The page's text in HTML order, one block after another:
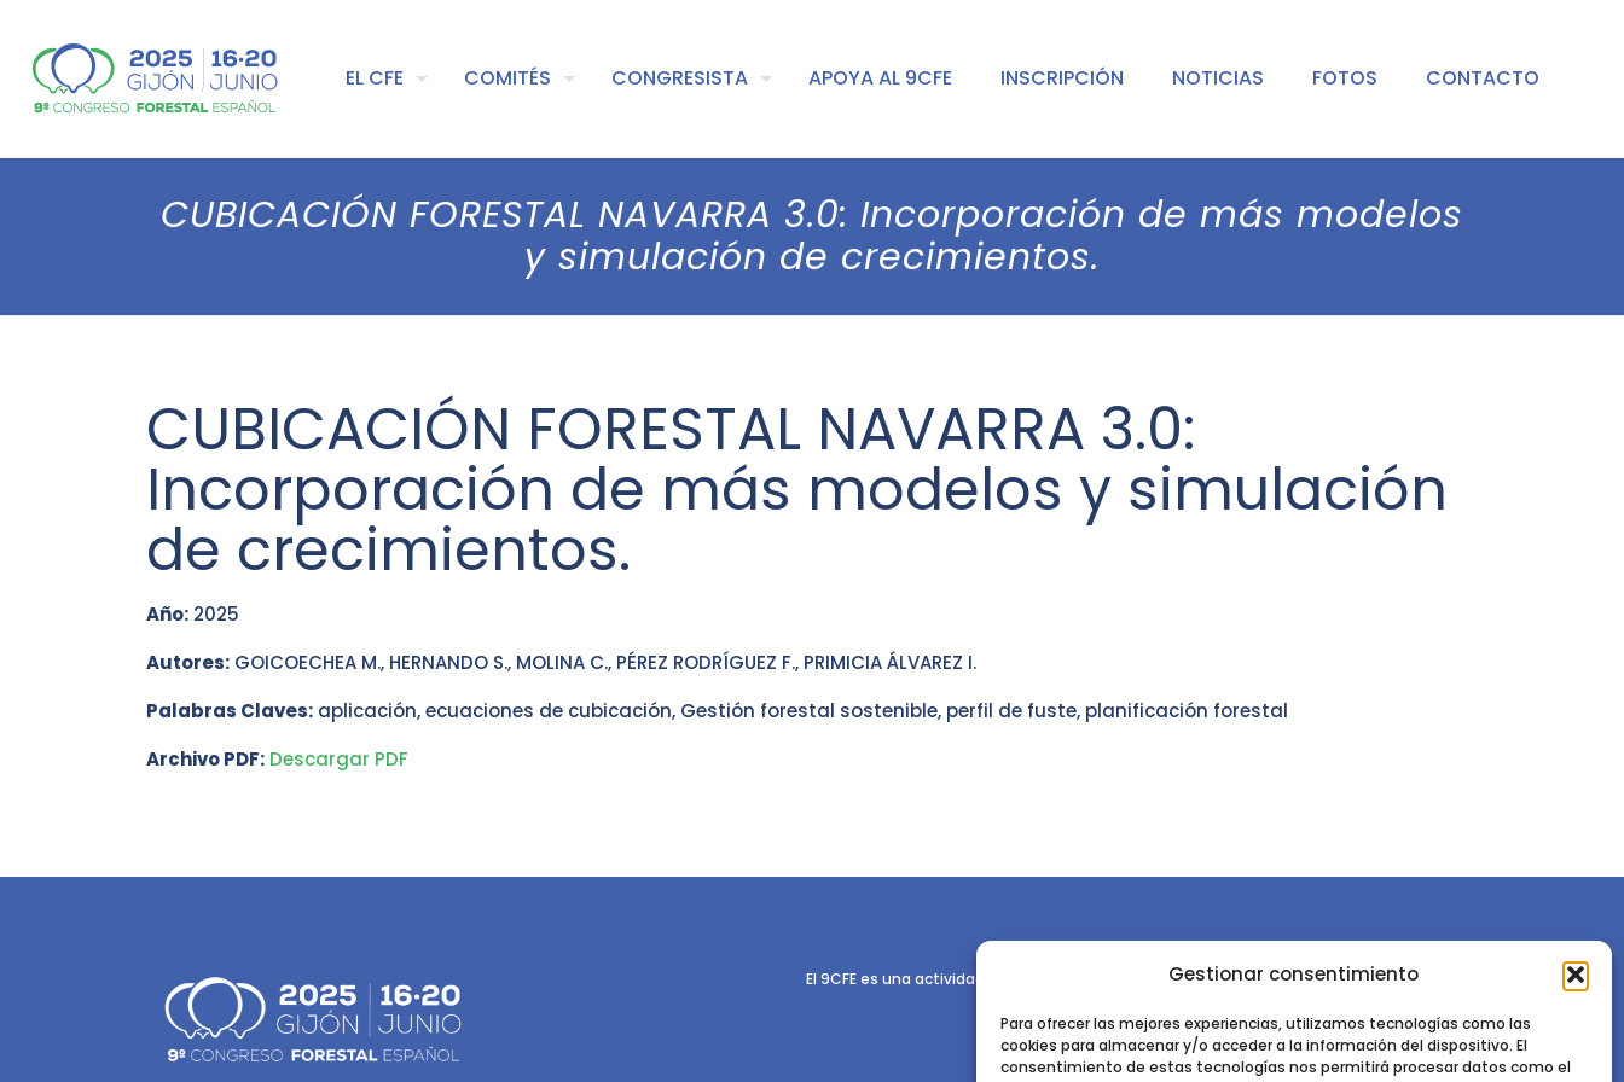
Gestionar consentimiento
Para ofrecer las mejores experiencias, utilizamos tecnologías como las
cookies para almacenar y/o acceder a la información del dispositivo. El
consentimiento de estas tecnologías nos permitirá procesar datos como el
EL CFE COMITÉS CONGRESISTA APOYA AL 9CFE INSCRIPCIÓN NOTICIAS FOTOS CONTACTO
CUBICACIÓN FORESTAL NAVARRA 3.0: Incorporación de más modelos
y simulación de crecimientos.
CUBICACIÓN FORESTAL NAVARRA 3.0:
Incorporación de más modelos y simulación
de crecimientos.
Año: 2025
Autores: GOICOECHEA M., HERNANDO S., MOLINA C., PÉREZ RODRÍGUEZ F., PRIMICIA ÁLVAREZ I.
Palabras Claves: aplicación, ecuaciones de cubicación, Gestión forestal sostenible, perfil de fuste, planificación forestal
Archivo PDF: Descargar PDF
El 9CFE es una actividad promovida por la Sociedad Española de Ciencias Forestales
Instituto de Ciencias Forestales, INIA-CSIC
Ctra. de la Coruña km 7,5 - 28040 Madrid